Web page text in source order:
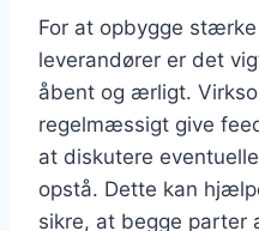
For at opbygge
leverandører er det
åbent og ærligt.
regelmæssigt give
at diskutere
opstå. Dette kan
sikre, at begge parter